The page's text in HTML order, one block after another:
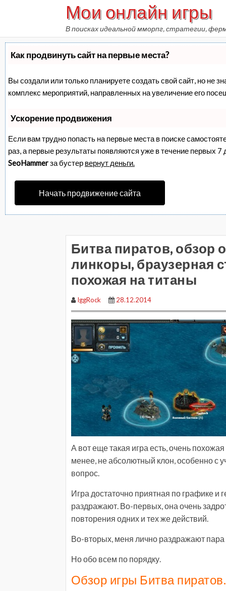
Мои онлайн игры
В поисках идеальной мморпг, стратегии,
Как продвинуть сайт на первые места?
Вы создали или только планируете создать свой сайт, но не
комплекс мероприятий, направленных на увеличение его
Ускорение продвижения
Если вам трудно попасть на первые места в поиске
раз, а первые результаты появляются уже в течение первых
SeoHammerза бустер вернут деньги.
Начать продвижение сайта
Битва пиратов, обзор
линкоры, браузерная
похожая на титаны
IggRock 28.12.2014
А вот еще такая игра есть, очень
менее, не абсолютный клон, особенно с
вопрос.
Игра достаточно приятная по графике и
раздражают. Во-первых, она очень
повторения одних и тех же действий.
Во-вторых, меня лично раздражают
Но обо всем по порядку.
Обзор игры Битва пиратов.